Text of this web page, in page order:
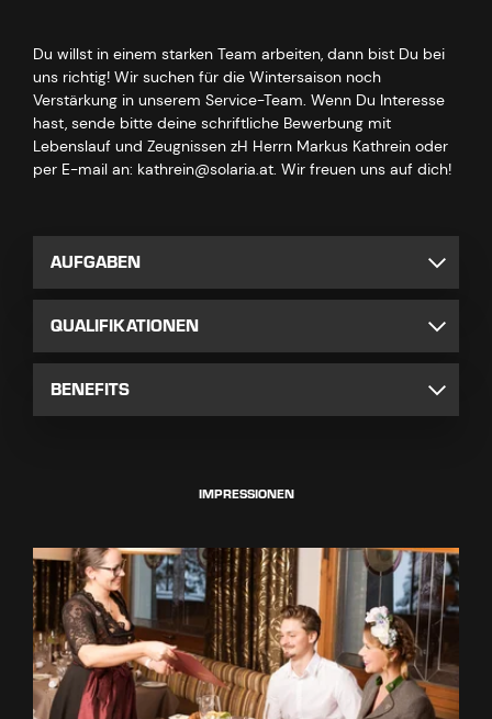
Du willst in einem starken Team arbeiten, dann bist Du bei
uns richtig! Wir suchen für die Wintersaison noch
Verstärkung in unserem Service-Team. Wenn Du Interesse
hast, sende bitte deine schriftliche Bewerbung mit
Lebenslauf und Zeugnissen zH Herrn Markus Kathrein oder
per E-mail an: kathrein@solaria.at. Wir freuen uns auf dich!
AUFGABEN
QUALIFIKATIONEN
BENEFITS
IMPRESSIONEN